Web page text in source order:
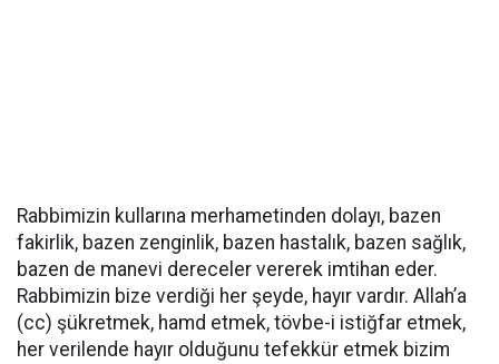
Rabbimizin kullarına merhametinden dolayı, bazen
fakirlik, bazen zenginlik, bazen hastalık, bazen sağlık,
bazen de manevi dereceler vererek imtihan eder.
Rabbimizin bize verdiği her şeyde, hayır vardır. Allah’a
(cc) şükretmek, hamd etmek, tövbe-i istiğfar etmek,
her verilende hayır olduğunu tefekkür etmek bizim